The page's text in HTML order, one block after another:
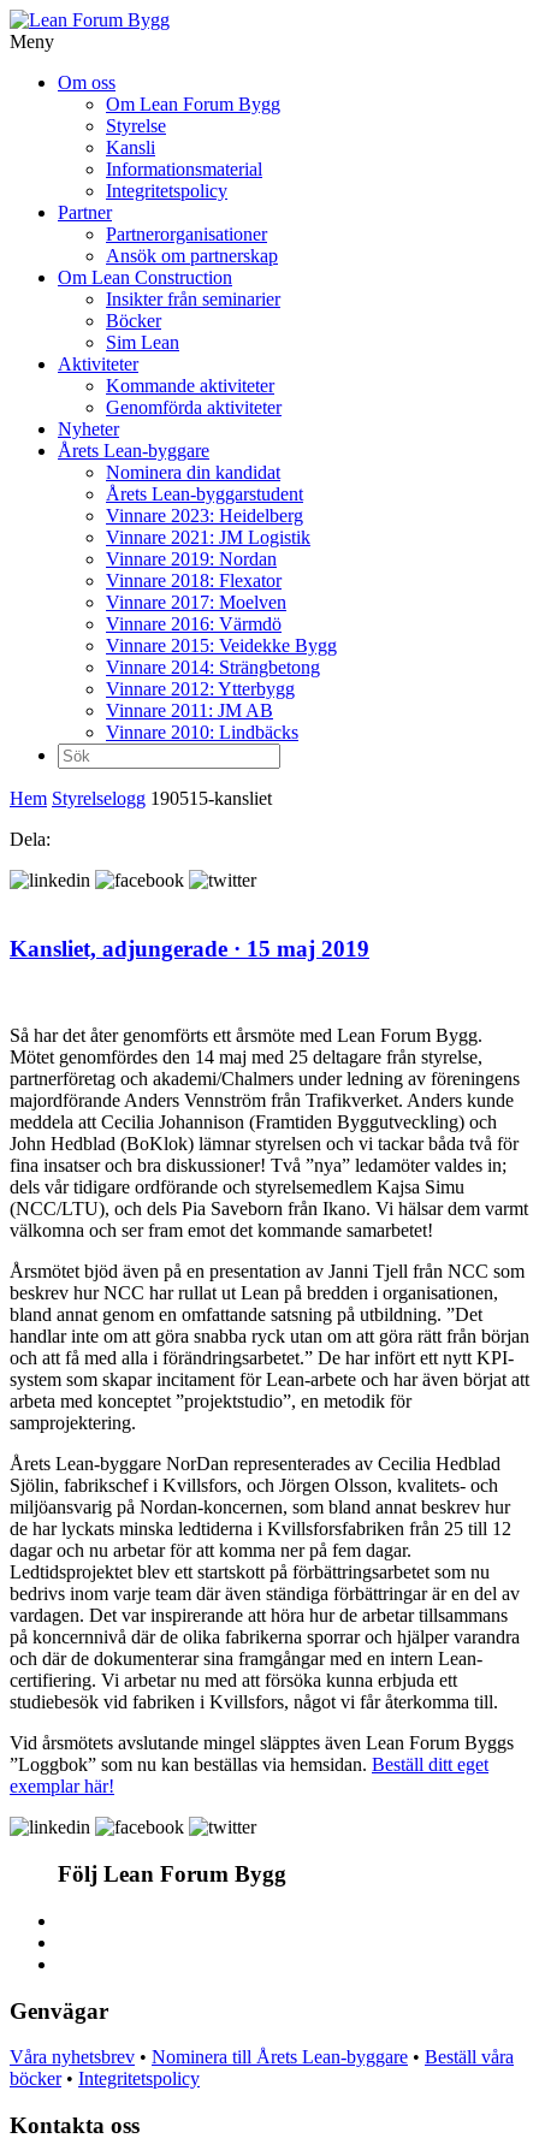
Meny
Om oss
Om Lean Forum Bygg
Styrelse
Kansli
Informationsmaterial
Integritetspolicy
Partner
Partnerorganisationer
Ansök om partnerskap
Om Lean Construction
Insikter från seminarier
Böcker
Sim Lean
Aktiviteter
Kommande aktiviteter
Genomförda aktiviteter
Nyheter
Årets Lean-byggare
Nominera din kandidat
Årets Lean-byggarstudent
Vinnare 2023: Heidelberg
Vinnare 2021: JM Logistik
Vinnare 2019: Nordan
Vinnare 2018: Flexator
Vinnare 2017: Moelven
Vinnare 2016: Värmdö
Vinnare 2015: Veidekke Bygg
Vinnare 2014: Strängbetong
Vinnare 2012: Ytterbygg
Vinnare 2011: JM AB
Vinnare 2010: Lindbäcks
Sök
efter:
Hem Styrelselogg 190515-kansliet
Dela:
Kansliet, adjungerade · 15 maj 2019
Så har det åter genomförts ett årsmöte med Lean Forum Bygg.
Mötet genomfördes den 14 maj med 25 deltagare från styrelse,
partnerföretag och akademi/Chalmers under ledning av föreningens
majordförande Anders Vennström från Trafikverket. Anders kunde
meddela att Cecilia Johannison (Framtiden Byggutveckling) och
John Hedblad (BoKlok) lämnar styrelsen och vi tackar båda två för
fina insatser och bra diskussioner! Två ”nya” ledamöter valdes in;
dels vår tidigare ordförande och styrelsemedlem Kajsa Simu
(NCC/LTU), och dels Pia Saveborn från Ikano. Vi hälsar dem varmt
välkomna och ser fram emot det kommande samarbetet!
Årsmötet bjöd även på en presentation av Janni Tjell från NCC som
beskrev hur NCC har rullat ut Lean på bredden i organisationen,
bland annat genom en omfattande satsning på utbildning. ”Det
handlar inte om att göra snabba ryck utan om att göra rätt från början
och att få med alla i förändringsarbetet.” De har infört ett nytt KPI-
system som skapar incitament för Lean-arbete och har även börjat att
arbeta med konceptet ”projektstudio”, en metodik för
samprojektering.
Årets Lean-byggare NorDan representerades av Cecilia Hedblad
Sjölin, fabrikschef i Kvillsfors, och Jörgen Olsson, kvalitets- och
miljöansvarig på Nordan-koncernen, som bland annat beskrev hur
de har lyckats minska ledtiderna i Kvillsforsfabriken från 25 till 12
dagar och nu arbetar för att komma ner på fem dagar.
Ledtidsprojektet blev ett startskott på förbättringsarbetet som nu
bedrivs inom varje team där även ständiga förbättringar är en del av
vardagen. Det var inspirerande att höra hur de arbetar tillsammans
på koncernnivå där de olika fabrikerna sporrar och hjälper varandra
och där de dokumenterar sina framgångar med en intern Lean-
certifiering. Vi arbetar nu med att försöka kunna erbjuda ett
studiebesök vid fabriken i Kvillsfors, något vi får återkomma till.
Vid årsmötets avslutande mingel släpptes även Lean Forum Byggs
”Loggbok” som nu kan beställas via hemsidan. Beställ ditt eget
exemplar här!
Följ Lean Forum Bygg
Genvägar
Våra nyhetsbrev • Nominera till Årets Lean-byggare • Beställ våra
böcker• Integritetspolicy
Kontakta oss